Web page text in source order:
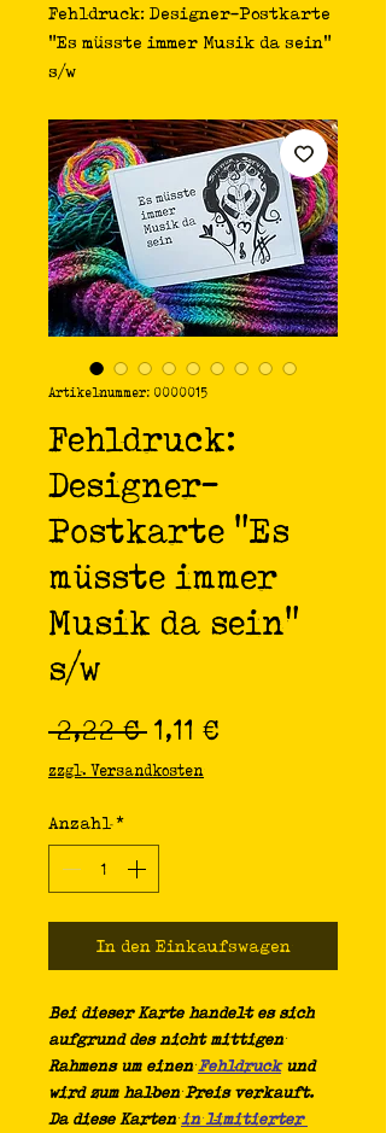
Fehldruck: Designer-Postkarte
"Es müsste immer Musik da sein"
s/w
Artikelnummer: 0000015
Fehldruck:
Designer-
Postkarte "Es
müsste immer
Musik da sein"
s/w
2,22 € Standardpreis
1,11 €
zzgl. Versandkosten
Anzahl *
In den Einkaufswagen
Bei dieser Karte handelt es sich
aufgrund des nicht mittigen
Rahmens um einen Fehldruck und
wird zum halben Preis verkauft.
Da diese Karten in limitierter